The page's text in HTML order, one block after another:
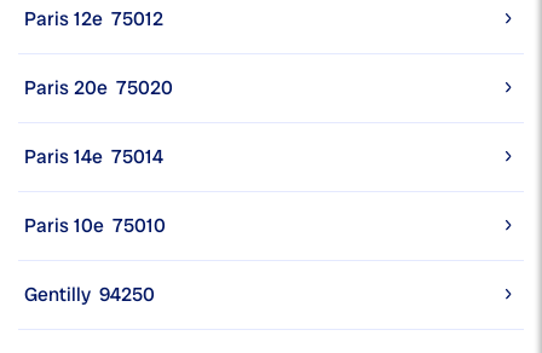
Paris 12e 75012
Paris 20e 75020
Paris 14e 75014
Paris 10e 75010
Gentilly 94250